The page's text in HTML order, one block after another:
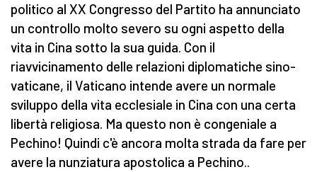
politico al XX Congresso del Partito ha annunciato
un controllo molto severo su ogni aspetto della
vita in Cina sotto la sua guida. Con il
riavvicinamento delle relazioni diplomatiche sino-
vaticane, il Vaticano intende avere un normale
sviluppo della vita ecclesiale in Cina con una certa
libertà religiosa. Ma questo non è congeniale a
Pechino! Quindi c'è ancora molta strada da fare per
avere la nunziatura apostolica a Pechino..